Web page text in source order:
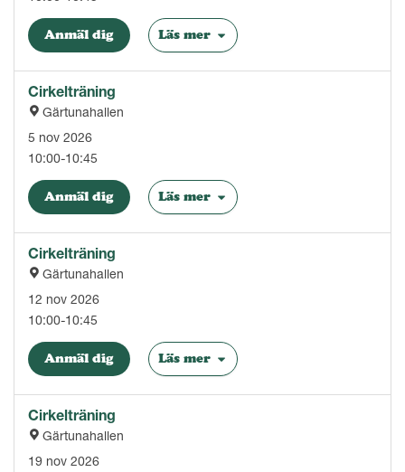
Anmäl dig Läs mer
Cirkelträning
Gärtunahallen
5 nov 2026
10:00-10:45
Anmäl dig Läs mer
Cirkelträning
Gärtunahallen
12 nov 2026
10:00-10:45
Anmäl dig Läs mer
Cirkelträning
Gärtunahallen
19 nov 2026